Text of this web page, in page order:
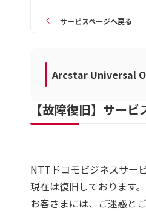
サービスページへ戻る
Arcstar Universal
【故障復旧】サー
NTTドコモビジネスサー
現在は復旧しております。
お客さまには、ご迷惑と